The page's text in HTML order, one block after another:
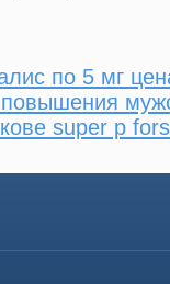
по 5 мг
super p